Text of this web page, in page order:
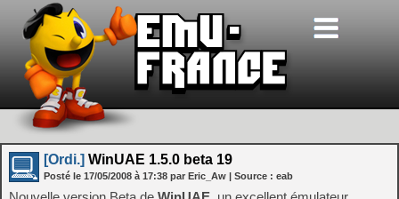
[Ordi.] WinUAE 1.5.0 beta 19
Posté le 17/05/2008 à 17:38 par Eric_Aw | Source : eab